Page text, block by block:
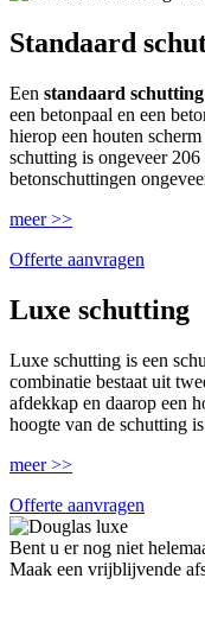
Standaard
Een standaard schutting
een betonpaal en een
hierop een houten
schutting is ongeveer
betonschuttingen
meer >>
Offerte aanvragen
Luxe schutting
Luxe schutting is een
combinatie bestaat uit
afdekkap en daarop een
hoogte van de schutting
meer >>
Offerte aanvragen
Bent u er nog niet
Maak een vrijblijvende